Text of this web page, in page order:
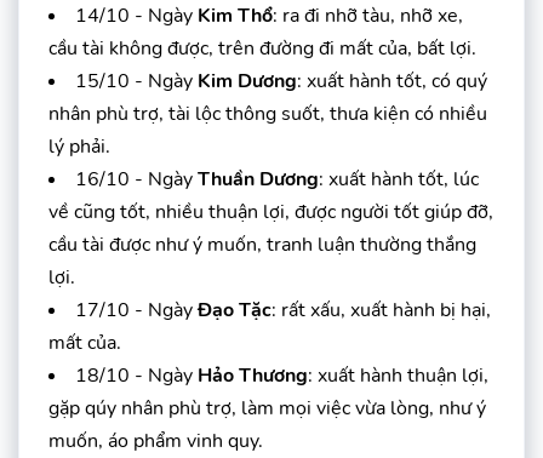
14/10 - Ngày Kim Thổ: ra đi nhỡ tàu, nhỡ xe,
cầu tài không được, trên đường đi mất của, bất lợi.
15/10 - Ngày Kim Dương: xuất hành tốt, có quý
nhân phù trợ, tài lộc thông suốt, thưa kiện có nhiều
lý phải.
16/10 - NgàyThuần Dương: xuất hành tốt, lúc
về cũng tốt, nhiều thuận lợi, được người tốt giúp đỡ,
cầu tài được như ý muốn, tranh luận thường thắng
lợi.
17/10 - NgàyĐạo Tặc: rất xấu, xuất hành bị hại,
mất của.
18/10 - Ngày Hảo Thương: xuất hành thuận lợi,
gặp qúy nhân phù trợ, làm mọi việc vừa lòng, như ý
muốn, áo phẩm vinh quy.